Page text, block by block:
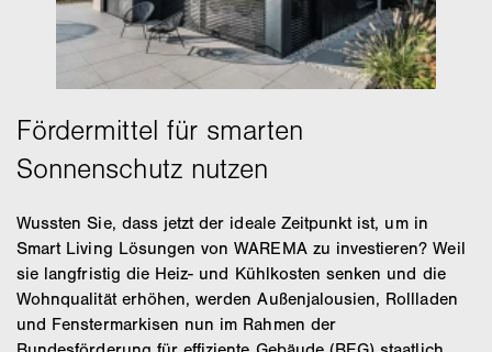
Wussten Sie, dass jetzt der ideale Zeitpunkt ist, um in
Smart Living Lösungen von WAREMA zu investieren? Weil
sie langfristig die Heiz- und Kühlkosten senken und die
Wohnqualität erhöhen, werden Außenjalousien, Rollladen
und Fenstermarkisen nun im Rahmen der